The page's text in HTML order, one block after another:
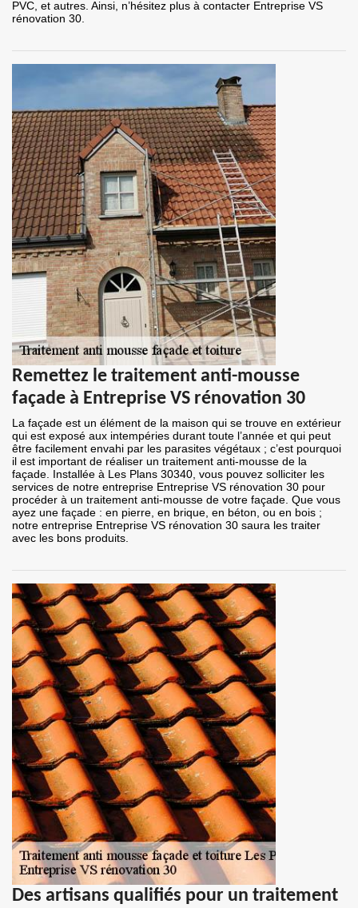
PVC, et autres. Ainsi, n’hésitez plus à contacter Entreprise VS
rénovation 30.
Remettez le traitement anti-mousse
façade à Entreprise VS rénovation 30
La façade est un élément de la maison qui se trouve en extérieur
qui est exposé aux intempéries durant toute l’année et qui peut
être facilement envahi par les parasites végétaux ; c’est pourquoi
il est important de réaliser un traitement anti-mousse de la
façade. Installée à Les Plans 30340, vous pouvez solliciter les
services de notre entreprise Entreprise VS rénovation 30 pour
procéder à un traitement anti-mousse de votre façade. Que vous
ayez une façade : en pierre, en brique, en béton, ou en bois ;
notre entreprise Entreprise VS rénovation 30 saura les traiter
avec les bons produits.
Des artisans qualifiés pour un traitement